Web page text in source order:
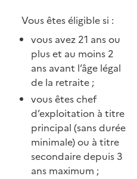
Vous êtes éligible si :
vous avez 21 ans ou
plus et au moins 2
ans avant l’âge légal
de la retraite ;
vous êtes chef
d’exploitation à titre
principal (sans durée
minimale) ou à titre
secondaire depuis 3
ans maximum ;